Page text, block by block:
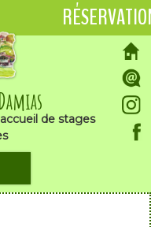
de stages